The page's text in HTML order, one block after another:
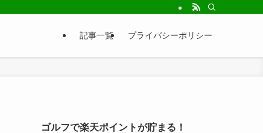
記事一覧 プライバシーポリシー
ゴルフで楽天ポイントが貯まる！